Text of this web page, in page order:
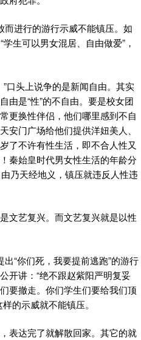
而进行的游行示威不能镇压。如
生可以男女混居、自由做爱”，
口头上说争的是新闻自由。其实
由是“性”的不自由。要是校女团
更换性伴侣，他们哪里感到不自
安门广场给他们提供洋妞美人、
了不许有性生活，即不合人性又
秦始皇时代男女性生活的年龄分
乃天经地义，镇压就违反人性违
文艺复兴。而文艺复兴就是以性
出“你们死，我要提前逃跑”的游行
开讲：“绝不跟赵紫阳严明复妥
要撤走。你们学生们要给我们顶
的示威就不能镇压。
表达完了就解散回家。其它的就